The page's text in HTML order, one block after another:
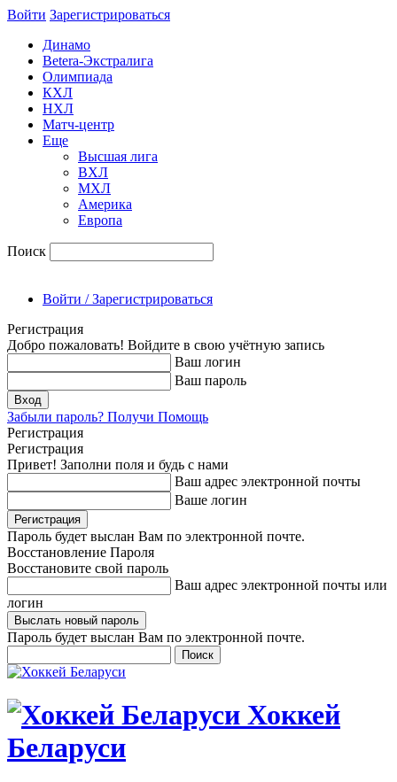
Войти Зарегиcтрироваться
Динамо
Betera-Экстралига
Олимпиада
КХЛ
НХЛ
Матч-центр
Еще
Высшая лига
ВХЛ
МХЛ
Америка
Европа
Поиск
Войти / Зарегистрироваться
Регистрация
Добро пожаловать! Войдите в свою учётную запись
Ваш логин
Ваш пароль
Забыли пароль? Получи Помощь
Регистрация
Регистрация
Привет! Заполни поля и будь с нами
Ваш адрес электронной почты
Ваше логин
Пароль будет выслан Вам по электронной почте.
Восстановление Пароля
Восстановите свой пароль
Ваш адрес электронной почты или
логин
Пароль будет выслан Вам по электронной почте.
Хоккей
Беларуси